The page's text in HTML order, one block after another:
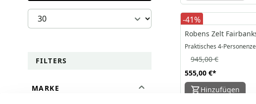
FILTERS
MARKE
-41%
Robens Zelt
Praktisches 4-
555,00 €*
945,00 €
Hinzufügen